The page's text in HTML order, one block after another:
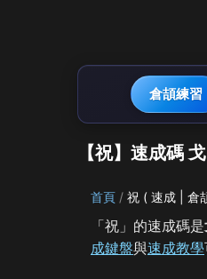
倉頡練習
【祝】速成碼
首頁 祝 ( 速成 | 倉
「祝」的速成碼是
成鍵盤與速成教學